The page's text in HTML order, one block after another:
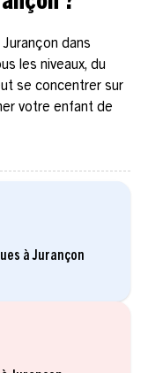
dans
les niveaux, du
se concentrer sur
votre enfant de
à Jurançon